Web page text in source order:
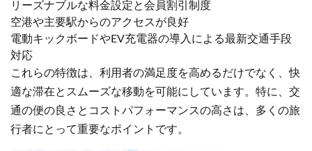
リーズナブルな料金設定と会員割引制度
空港や主要駅からのアクセスが良好
電動キックボードやEV充電器の導入による最新交通手段
対応
これらの特徴は、利用者の満足度を高めるだけでなく、快
適な滞在とスムーズな移動を可能にしています。特に、交
通の便の良さとコストパフォーマンスの高さは、多くの旅
行者にとって重要なポイントです。